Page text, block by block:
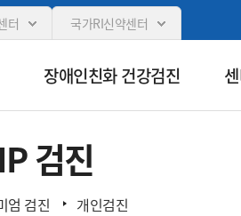
문으로 가기
메뉴로 가기
라이트로 가기
터 국가RI신약센터
장애인친화 건강검진
검진
엄 검진 개인검진